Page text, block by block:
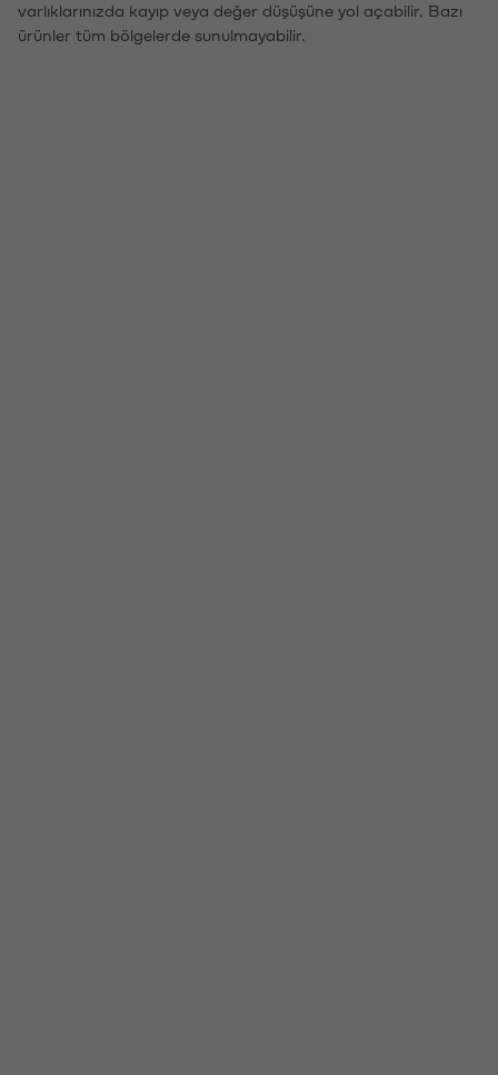
varlıklarınızda kayıp veya değer düşüşüne yol açabilir. Bazı
ürünler tüm bölgelerde sunulmayabilir.